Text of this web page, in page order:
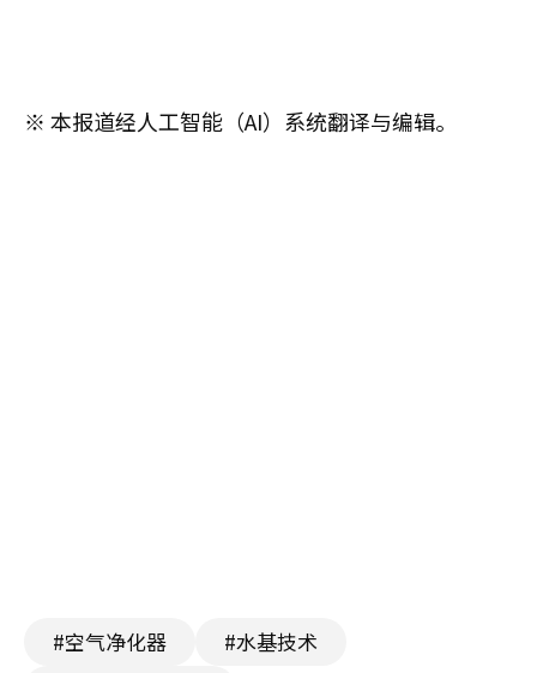
※ 本报道经人工智能（AI）系统翻译与编辑。
#空气净化器
#水基技术